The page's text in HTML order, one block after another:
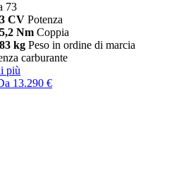
73
CV Potenza
Nm Coppia
kg Peso in ordine di marcia
carburante
più
13.290 €